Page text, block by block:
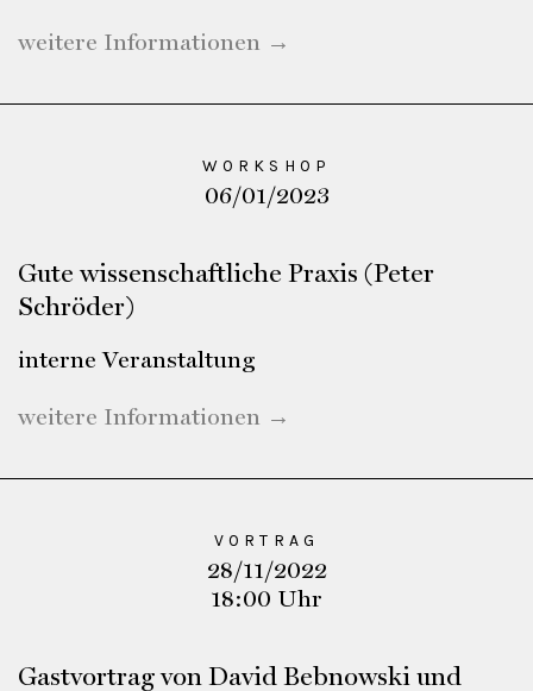
weitere Informationen →
WORKSHOP
06/01/2023
Gute wissenschaftliche Praxis (Peter
Schröder)
interne Veranstaltung
weitere Informationen →
VORTRAG
28/11/2022
18:00 Uhr
Gastvortrag von David Bebnowski und